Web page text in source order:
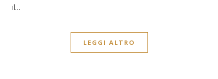
il…
LEGGI ALTRO